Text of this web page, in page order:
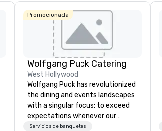
Promocionada
Wolfgang Puck Catering
West Hollywood
Wolfgang Puck has revolutionized
the dining and events landscapes
with a singular focus: to exceed
expectations whenever our
guests gather for a meal.
Servicios de banquetes